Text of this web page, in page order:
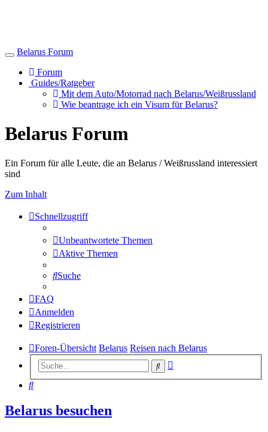
Toggle
navigation
Belarus Forum
Forum
Guides/Ratgeber
Mit dem Auto/Motorrad nach Belarus/Weißrussland
Wie beantrage ich ein Visum für Belarus?
Belarus Forum
Ein Forum für alle Leute, die an Belarus / Weißrussland interessiert
sind
Zum Inhalt
Schnellzugriff
Unbeantwortete Themen
Aktive Themen
Suche
FAQ
Anmelden
Registrieren
Foren-Übersicht Belarus Reisen nach Belarus
Suche
Suche
Belarus besuchen